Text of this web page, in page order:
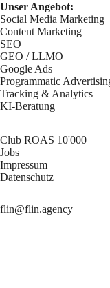
Unser Angebot:
Social Media Marketing
Content Marketing
SEO
GEO / LLMO
Google Ads
Programmatic
Tracking & Analytics
KI-Beratung
Club ROAS 10'000
Jobs
Impressum
Datenschutz
flin@flin.agency